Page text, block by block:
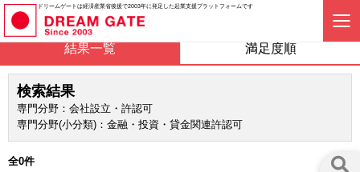
ドリームゲートは経済産業省後援で2003年に発足した起業支援プラットフォームです
結果一覧 満足度順
検索結果
専門分野：会社設立・許認可
専門分野(小分類)：金融・投資・貸金関連許認可
全0件